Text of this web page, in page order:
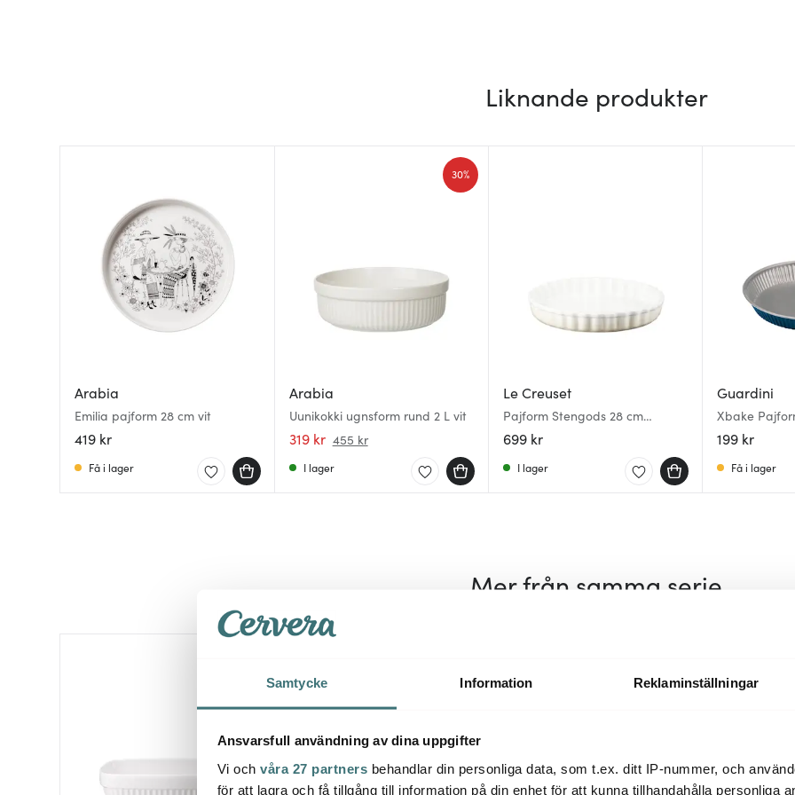
Samtycke Information Reklaminställningar
Ansvarsfull användning av dina uppgifter
Vi och våra 27 partners behandlar din personliga data, som t.ex. ditt IP-nummer, och
för att lagra och få tillgång till information på din enhet för att kunna tillhandahålla personliga
Liknande produkter
Arabia
Emilia pajform 28 cm vit
419 kr
Få i lager
Arabia
Uunikokki ugnsform rund 2 L vit
319 kr 455 kr
30%
I lager
Le Creuset
Pajform Stengods 28 cm
Meringue
699 kr
I lager
Guardini
Xbake
199 kr
Få i lager
Mer från samma serie